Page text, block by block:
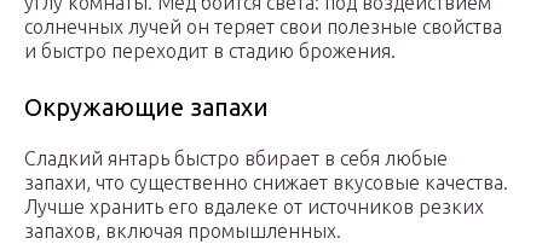
солнечных лучей он теряет свои полезные свойства
и быстро переходит в стадию брожения.
Окружающие запахи
Сладкий янтарь быстро вбирает в себя любые
запахи, что существенно снижает вкусовые качества.
Лучше хранить его вдалеке от источников резких
запахов, включая промышленных.